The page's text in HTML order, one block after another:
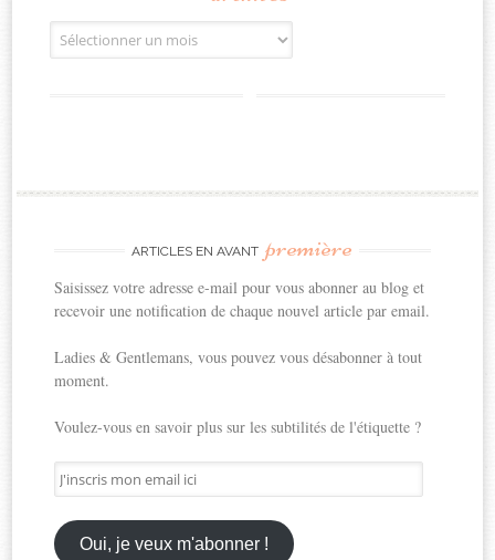
Archives
ARTICLES EN AVANT première
Saisissez votre adresse e-mail pour vous abonner au blog et
recevoir une notification de chaque nouvel article par email.
Ladies & Gentlemans, vous pouvez vous désabonner à tout
moment.
Voulez-vous en savoir plus sur les subtilités de l'étiquette ?
J'inscris
mon
email
ici
Oui, je veux m'abonner !